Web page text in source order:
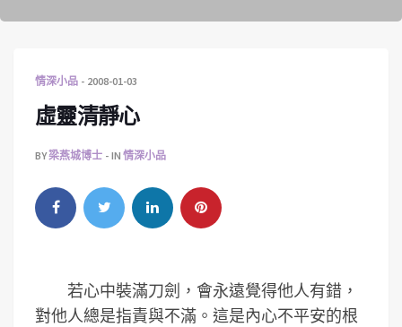
情深小品 2008-01-03
虛靈清靜心
BY梁燕城博士 IN 情深小品
若心中裝滿刀劍，會永遠覺得他人有錯，
對他人總是指責與不滿。這是內心不平安的根